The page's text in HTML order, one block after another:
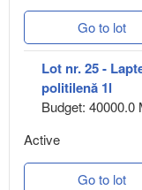
Go to lot
Lot nr. 25 -
politilenă 1l
Budget: 40000.0
Active
Go to lot